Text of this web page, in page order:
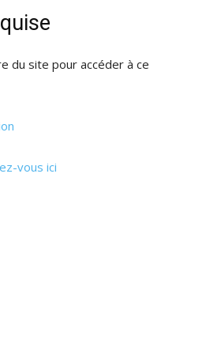
du site pour accéder à ce
vous ici